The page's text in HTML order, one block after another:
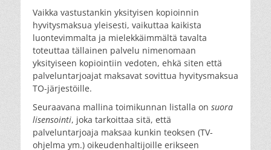
Vaikka vastustankin yksityisen kopioinnin
hyvitysmaksua yleisesti, vaikuttaa kaikista
luontevimmalta ja mielekkäimmältä tavalta
toteuttaa tällainen palvelu nimenomaan
yksityiseen kopiointiin vedoten, ehkä siten että
palveluntarjoajat maksavat sovittua hyvitysmaksua
TO-järjestöille.
Seuraavana mallina toimikunnan listalla on suora
lisensointi, joka tarkoittaa sitä, että
palveluntarjoaja maksaa kunkin teoksen (TV-
ohjelma ym.) oikeudenhaltijoille erikseen